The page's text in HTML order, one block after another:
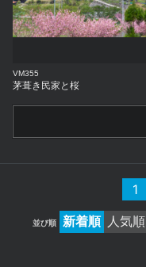
VM355
茅葺き民家と桜
並び順 新着順 人気順